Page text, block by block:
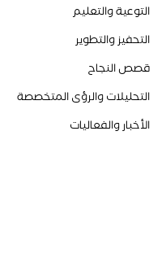
التوعية والتعليم
التحفيز والتطوير
قصص النجاح
التحليلات والرؤى المتخصصة
الأخبار والفعاليات